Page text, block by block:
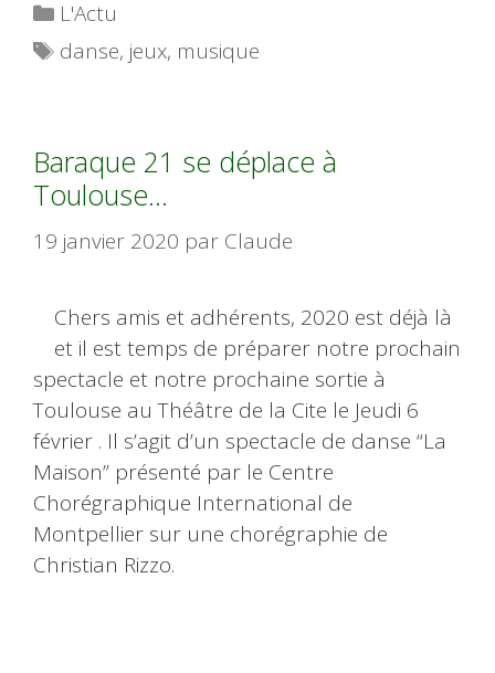
Catégories
L'Actu
Étiquettes
danse, jeux, musique
Baraque 21 se déplace à
Toulouse…
19 janvier 2020 par Claude
Chers amis et adhérents, 2020 est déjà là
et il est temps de préparer notre prochain
spectacle et notre prochaine sortie à
Toulouse au Théâtre de la Cite le Jeudi 6
février . Il s’agit d’un spectacle de danse “La
Maison” présenté par le Centre
Chorégraphique International de
Montpellier sur une chorégraphie de
Christian Rizzo.